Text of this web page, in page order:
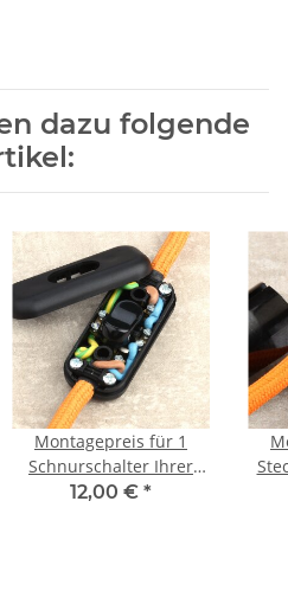
dazu folgende
Montagepreis für 1
Schnurschalter Ihrer
Wahl aus unserem Shop
12,00 € *